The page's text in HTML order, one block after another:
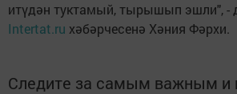
итүдән туктамый, тырышып эшли", -
Intertat.ru хәбәрчесенә Хәния Фәрхи.
Следите за самым важным и